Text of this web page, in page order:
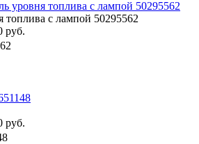
топлива с лампой 50295562
руб.
руб.